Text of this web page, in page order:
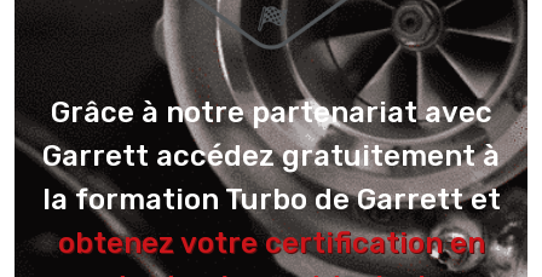
Grâce à notre partenariat avec
Garrett accédez gratuitement à
la formation Turbo de Garrett et
obtenez votre certification en